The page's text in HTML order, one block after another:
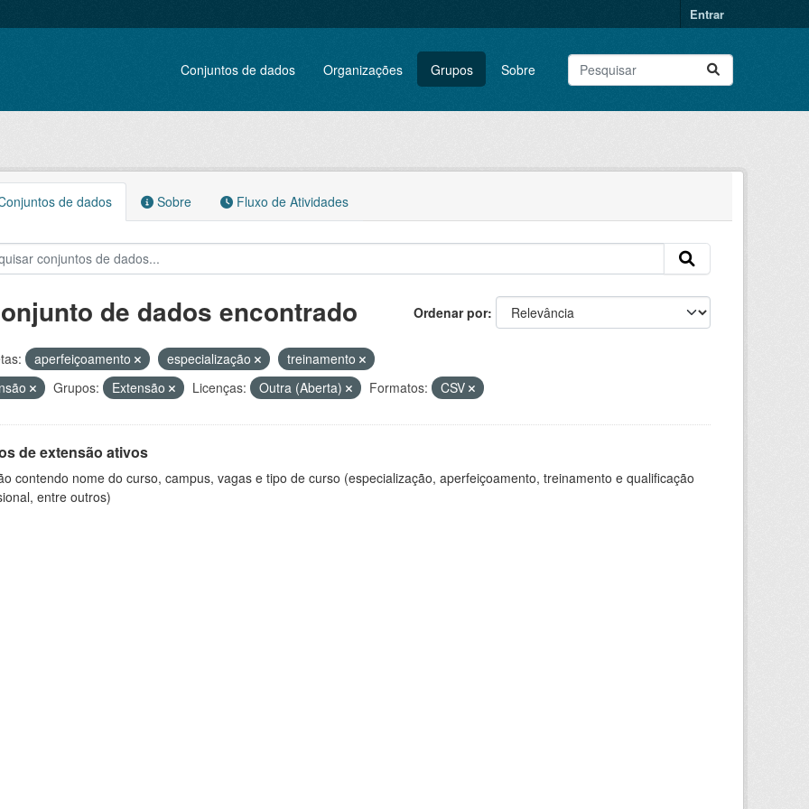
Entrar
Conjuntos de dados Organizações Grupos Sobre
de dados Sobre Fluxo de Atividades
Ordenar por
de dados encontrado
aperfeiçoamento especialização
treinamento
Grupos: Extensão Licenças: Outra (Aberta) Formatos: CSV
de extensão ativos
contendo nome do curso, campus, vagas e tipo de curso (especialização, aperfeiçoamento, treinamento e qualificação
entre outros)